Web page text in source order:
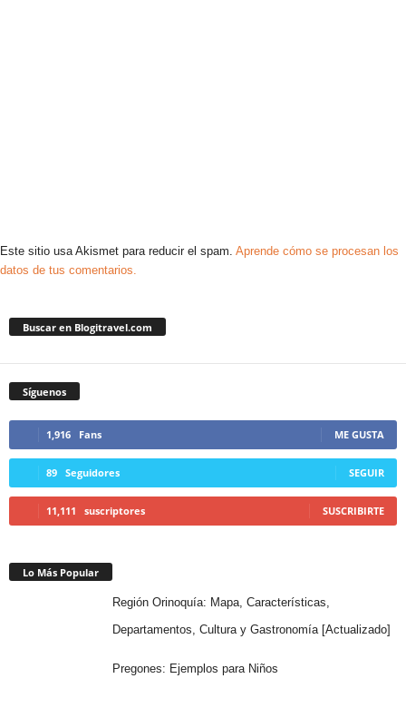
Este sitio usa Akismet para reducir el spam. Aprende cómo se procesan los
datos de tus comentarios.
Buscar en Blogitravel.com
Síguenos
1,916 Fans ME GUSTA
89 Seguidores SEGUIR
11,111 suscriptores SUSCRIBIRTE
Lo Más Popular
Región Orinoquía: Mapa, Características,
Departamentos, Cultura y Gastronomía [Actualizado]
Pregones: Ejemplos para Niños